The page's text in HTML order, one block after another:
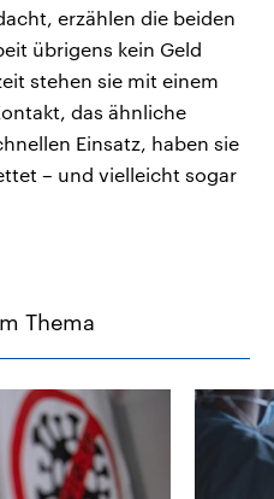
erzählen die beiden
übrigens kein Geld
stehen sie mit einem
das ähnliche
Einsatz, haben sie
– und vielleicht sogar
Thema